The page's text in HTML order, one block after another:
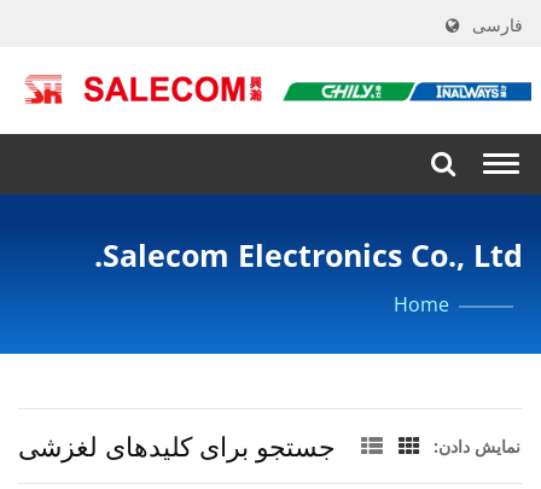
فارسی
Salecom Electronics Co., Ltd.
Home
جستجو برای کلیدهای لغزشی نمایش دادن: